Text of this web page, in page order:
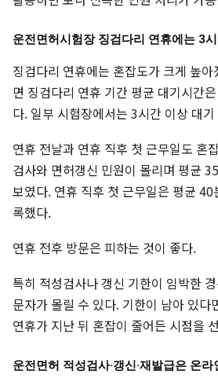
운전면허시험장 징검다리 연휴에는 3
징검다리 연휴에는 혼잡도가 크게 높
면 징검다리 연휴 기간 평균 대기시간
다. 일부 시험장에서는 3시간 이상 대
연휴 전날과 연휴 직후 첫 근무일도 혼
검사와 면허갱신 민원이 몰리며 평균
보였다. 연휴 직후 첫 근무일은 평균 40
록했다.
연휴 전후 방문은 피하는 것이 좋다.
특히 적성검사나 갱신 기한이 임박한
문자가 몰릴 수 있다. 기한이 남아 있다
연휴가 지난 뒤 혼잡이 줄어든 시점을
운전면허 적성검사·갱신·재발급은 온